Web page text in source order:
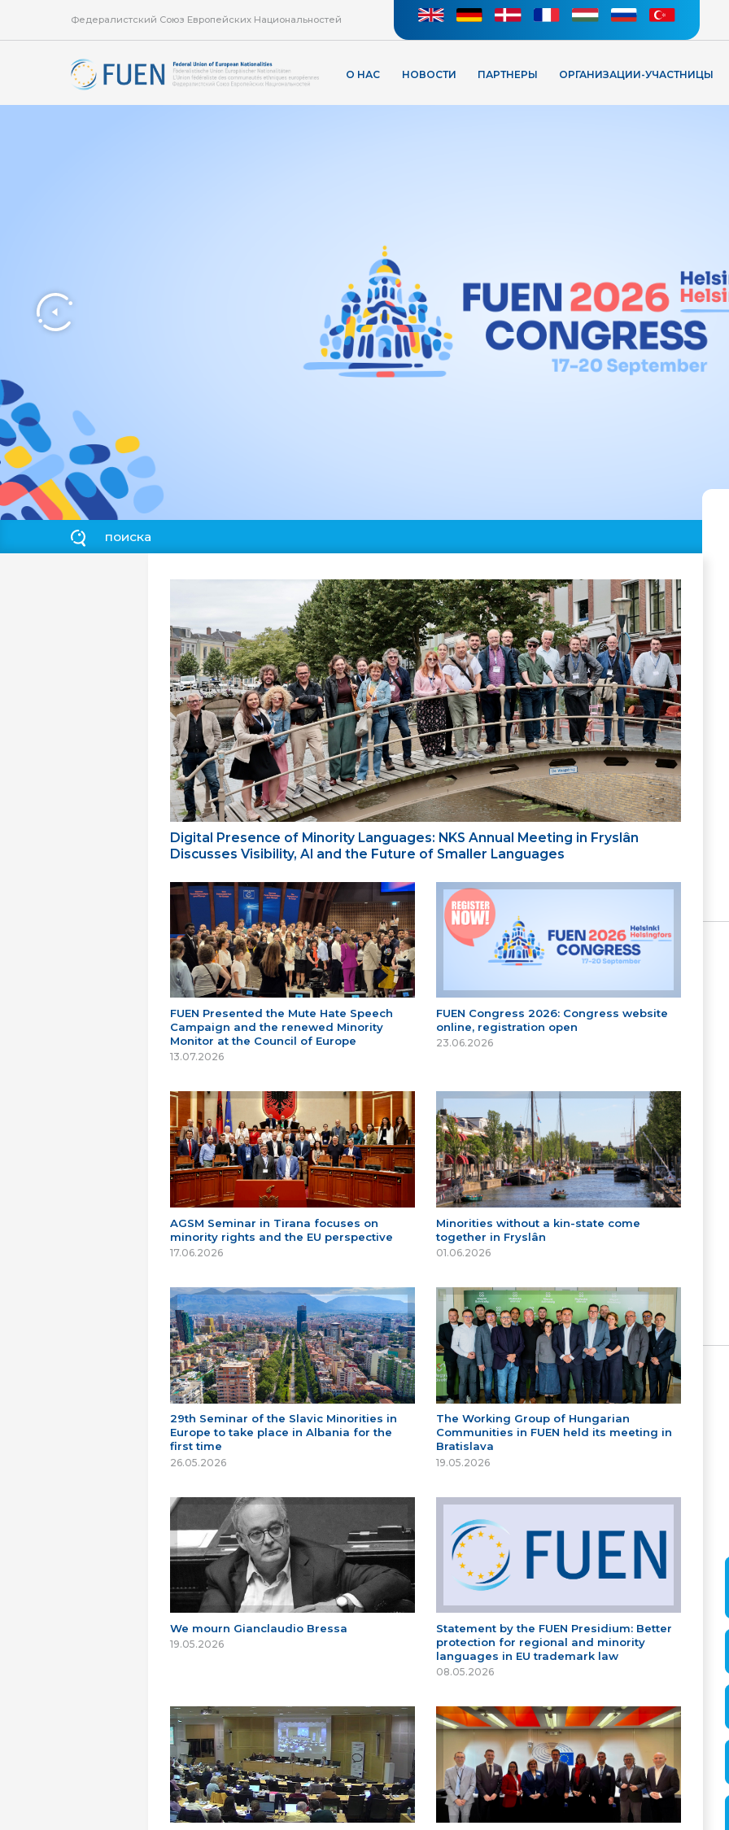
Федералистский Союз Европейских Национальностей
О НАС НОВОСТИ ПАРТНЕРЫ ОРГАНИЗАЦИИ-УЧАСТНИЦЫ
Digital Presence of Minority Languages: NKS Annual Meeting in Fryslân
Discusses Visibility, AI and the Future of Smaller Languages
FUEN Presented the Mute Hate Speech
Campaign and the renewed Minority
Monitor at the Council of Europe
13.07.2026
FUEN Congress 2026: Congress website
online, registration open
23.06.2026
AGSM Seminar in Tirana focuses on
minority rights and the EU perspective
17.06.2026
Minorities without a kin-state come
together in Fryslân
01.06.2026
29th Seminar of the Slavic Minorities in
Europe to take place in Albania for the
first time
26.05.2026
The Working Group of Hungarian
Communities in FUEN held its meeting in
Bratislava
19.05.2026
We mourn Gianclaudio Bressa
19.05.2026
Statement by the FUEN Presidium: Better
protection for regional and minority
languages in EU trademark law
08.05.2026